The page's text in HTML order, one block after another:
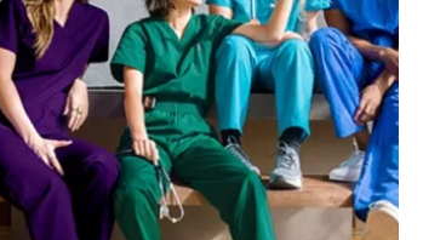
PREKĘ RASITE ŠIOSE FIZINĖSE PARDUOTUVĖSE